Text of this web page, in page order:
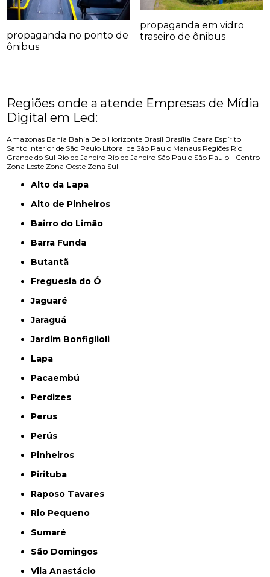
propaganda no ponto de
ônibus
propaganda em vidro
traseiro de ônibus
Regiões onde a atende Empresas de Mídia
Digital em Led:
Amazonas Bahia Bahia Belo Horizonte Brasil Brasília Ceara Espírito
Santo Interior de São Paulo Litoral de São Paulo Manaus Regiões Rio
Grande do Sul Rio de Janeiro Rio de Janeiro São Paulo São Paulo - Centro
Zona Leste Zona Oeste Zona Sul
Alto da Lapa
Alto de Pinheiros
Bairro do Limão
Barra Funda
Butantã
Freguesia do Ó
Jaguaré
Jaraguá
Jardim Bonfiglioli
Lapa
Pacaembú
Perdizes
Perus
Perús
Pinheiros
Pirituba
Raposo Tavares
Rio Pequeno
Sumaré
São Domingos
Vila Anastácio